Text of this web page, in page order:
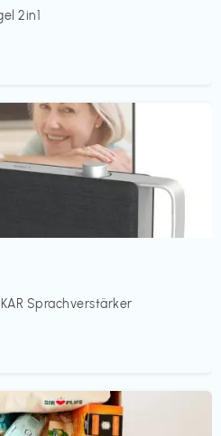
2in1
Sprachverstärker